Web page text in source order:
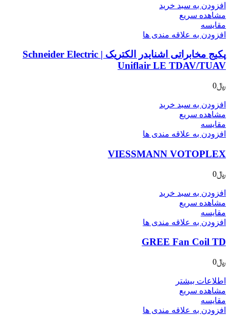
افزودن به سبد خرید
مشاهده سریع
مقایسه
افزودن به علاقه مندی ها
پکیج مخابراتی اشنایدر الکتریک | Schneider Electric
Uniflair LE TDAV/TUAV
﷼0
افزودن به سبد خرید
مشاهده سریع
مقایسه
افزودن به علاقه مندی ها
VIESSMANN VOTOPLEX
﷼0
افزودن به سبد خرید
مشاهده سریع
مقایسه
افزودن به علاقه مندی ها
GREE Fan Coil TD
﷼0
اطلاعات بیشتر
مشاهده سریع
مقایسه
افزودن به علاقه مندی ها